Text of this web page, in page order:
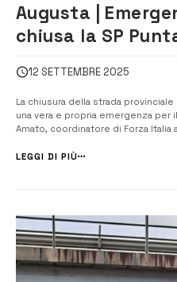
Augusta |
chiusa la SP
12 SETTEMBRE 2025
La chiusura della strada
una vera e propria emergenza per
Amato, coordinatore di Forza Italia
Giansiracusa, sollecitando un
LEGGI DI PIÙ